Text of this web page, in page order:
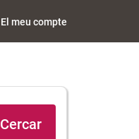
El meu compte
Cercar